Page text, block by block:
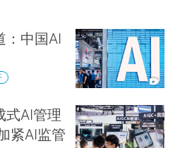
：中国AI
式AI管理
紧AI监管